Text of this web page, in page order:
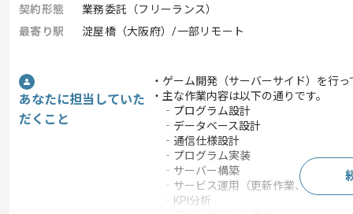
契約形態
業務委託（フリーランス）
最寄り駅
淀屋橋（大阪府）/一部リモート
あなたに担当していた
だくこと
・ゲーム開発（サーバーサイド）を行
・主な作業内容は以下の通りです。
‐プログラム設計
‐データベース設計
‐通信仕様設計
‐プログラム実装
‐サーバー構築
‐サービス運用（更新作業、障害対応
‐KPI分析